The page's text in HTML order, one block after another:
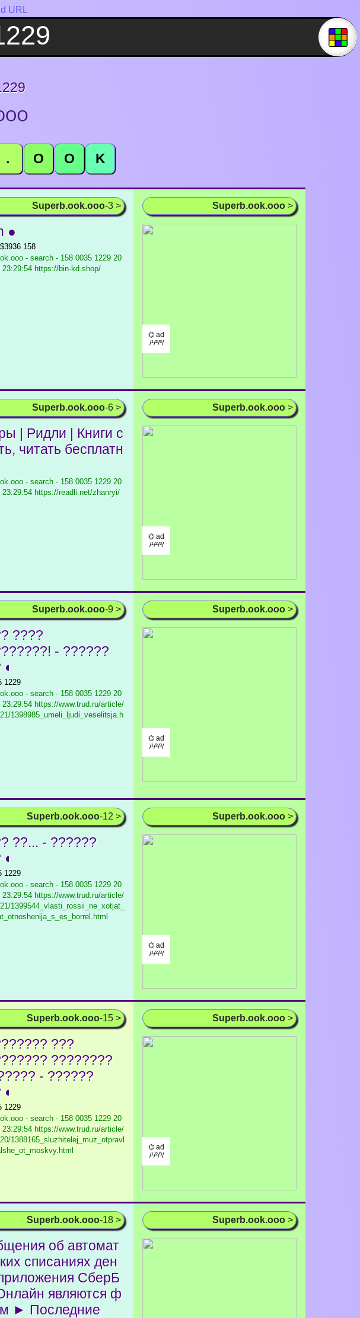
URL
. O O K
Superb.ook.ooo-3 >
●
158
- search - 158 0035 1229 20
23:29:54 https://bin-kd.shop/
Superb.ook.ooo >
⌬ ad
/¹/²/³/
Superb.ook.ooo-6 >
| Ридли | Книги с
читать бесплатн
- search - 158 0035 1229 20
23:29:54 https://readli.net/zhanryi/
Superb.ook.ooo >
⌬ ad
/¹/²/³/
Superb.ook.ooo-9 >
????
- ??????
1229
- search - 158 0035 1229 20
23:29:54 https://www.trud.ru/article/
1398985_umeli_ljudi_veselitsja.h
Superb.ook.ooo >
⌬ ad
/¹/²/³/
Superb.ook.ooo-12 >
??... - ??????
1229
- search - 158 0035 1229 20
23:29:54 https://www.trud.ru/article/
1399544_vlasti_rossii_ne_xotjat_
Superb.ook.ooo >
⌬ ad
/¹/²/³/
Superb.ook.ooo-15 >
???
????????
- ??????
1229
- search - 158 0035 1229 20
23:29:54 https://www.trud.ru/article/
1388165_sluzhitelej_muz_otpravl
Superb.ook.ooo >
⌬ ad
/¹/²/³/
Superb.ook.ooo-18 >
об автомат
списаниях ден
СберБ
являются ф
► Последние
Superb.ook.ooo >